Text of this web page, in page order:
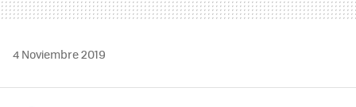
4 Noviembre 2019